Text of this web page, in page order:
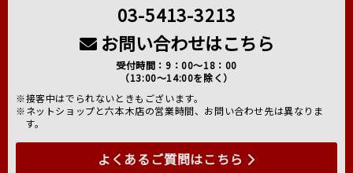
03-5413-3213
お問い合わせはこちら
受付時間：9：00～18：00
（13:00～14:00を除く）
※接客中はでられないときもございます。
※ネットショップと六本木店の営業時間、お問い合わせ先は異なりま
す。
よくあるご質問はこちら